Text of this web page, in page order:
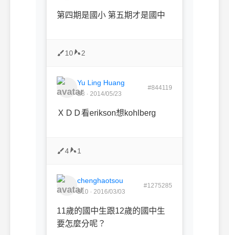
第四期是國小 第五期才是國中
10 2
Yu Ling Huang
B8 · 2014/05/23
#844119
ＸＤＤ看erikson想kohlberg
4 1
chenghaotsou
B10 · 2016/03/03
#1275285
11歲的國中生跟12歲的國中生
要怎麼分呢？